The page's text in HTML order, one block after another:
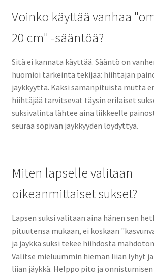
Voinko käyttää vanhaa
20 cm" -sääntöä?
Sitä ei kannata käyttää. Sääntö on
huomioi tärkeintä tekijää: hiihtäjän
jäykkyyttä. Kaksi samanpituista mutta
hiihtäjää tarvitsevat täysin erilaiset
suksivalinta lähtee aina liikkeelle
seuraa sopivan jäykkyyden löydyttyä.
Miten lapselle valitaan
oikeanmittaiset sukset?
Lapsen suksi valitaan aina hänen sen
pituutensa mukaan, ei koskaan
ja jäykkä suksi tekee hiihdosta
Valitse mieluummin hieman liian lyhyt ja
liian jäykkä. Helppo pito ja